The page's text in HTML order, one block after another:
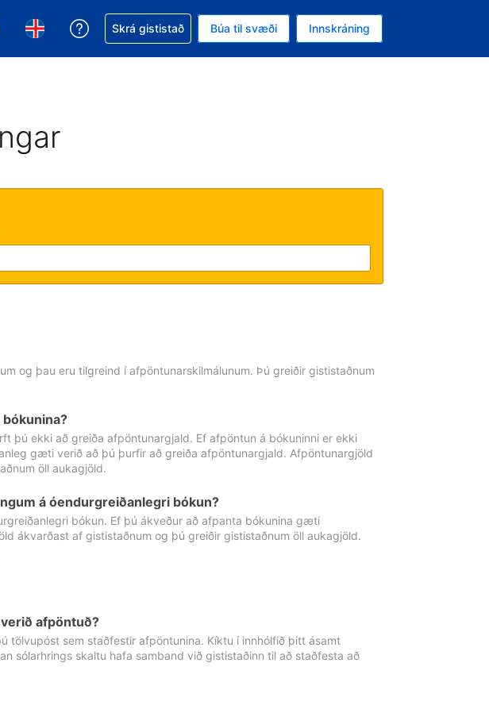
gjaldmiðil. Í augnablikinu er gjaldmiðillinn Bandaríkjadalur
Veldu þitt tungumál. Í augnablikinu er tungumál þitt Íslensku
Fá aðstoð við bókunina
Skrá gististað Búa til svæði Innskráning
og þau eru tilgreind í afpöntunarskilmálunum. Þú greiðir gististaðnum
þú ekki að greiða afpöntunargjald. Ef afpöntun á bókuninni er ekki
gæti verið að þú þurfir að greiða afpöntunargjald. Afpöntunargjöld
öll aukagjöld.
á óendurgreiðanlegri bókun?
bókun. Ef þú ákveður að afpanta bókunina gæti
ákvarðast af gististaðnum og þú greiðir gististaðnum öll aukagjöld.
afpöntuð?
tölvupóst sem staðfestir afpöntunina. Kíktu í innhólfið þitt ásamt
sólarhrings skaltu hafa samband við gististaðinn til að staðfesta að